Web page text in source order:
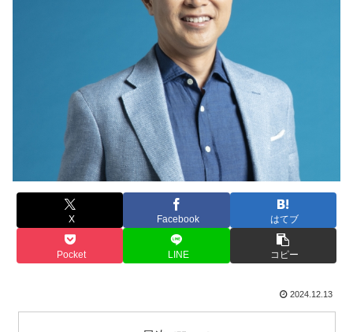
X Facebook はてブ
Pocket LINE コピー
2024.12.13